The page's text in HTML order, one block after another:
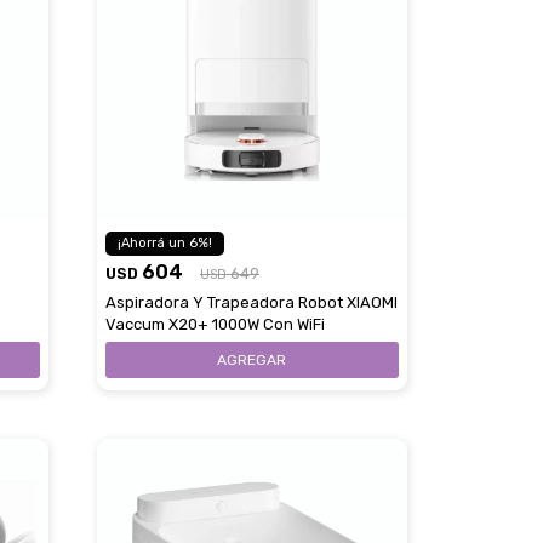
6
USD 604 USD 649
Aspiradora Y Trapeadora Robot XIAOMI
Vaccum X20+ 1000W Con WiFi